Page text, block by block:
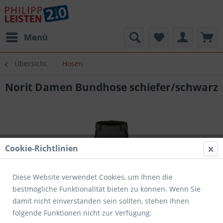
Menü
Übersicht Hosen
Norit Damen Bundhose schiefer/schwarz
Cookie-Richtlinien
Diese Website verwendet Cookies, um Ihnen die
bestmögliche Funktionalität bieten zu können. Wenn Sie
damit nicht einverstanden sein sollten, stehen Ihnen
folgende Funktionen nicht zur Verfügung: